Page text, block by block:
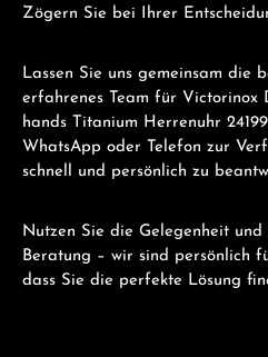
Zögern Sie bei Ihrer
Lassen Sie uns gemeinsam die
erfahrenes Team für Victorinox
hands Titanium Herrenuhr
WhatsApp oder Telefon zur
schnell und persönlich zu
Nutzen Sie die Gelegenheit und
Beratung – wir sind persönlich
dass Sie die perfekte Lösung